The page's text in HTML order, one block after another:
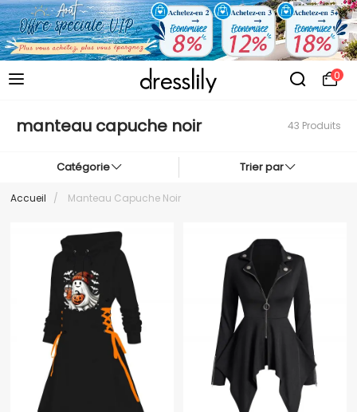
0
manteau capuche noir 43 Produits
Catégorie Trier par
Accueil / Manteau Capuche Noir